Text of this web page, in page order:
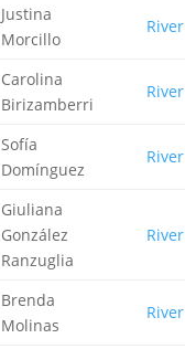
Justina
Morcillo
River
Carolina
Birizamberri
River
Sofía
Domínguez
River
Giuliana
González
Ranzuglia
River
Brenda
Molinas
River